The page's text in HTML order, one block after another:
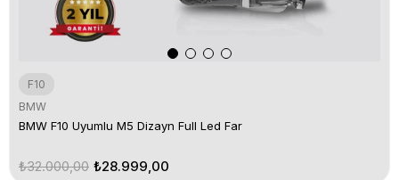
F10
BMW
BMW F10 Uyumlu M5 Dizayn Full Led Far
₺28.999,00
₺32.000,00